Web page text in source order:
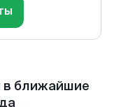
ближайшие